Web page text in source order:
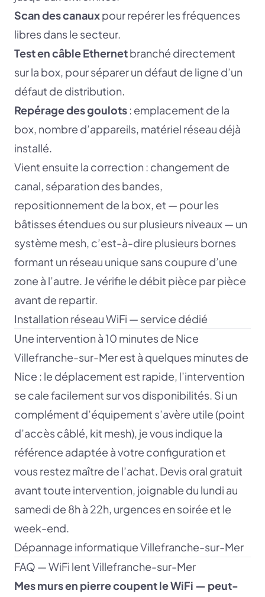
Scan des canauxpour repérer les fréquences
libres dans le secteur.
Test en câble Ethernetbranché directement
sur la box, pour séparer un défaut de ligne d’un
défaut de distribution.
Repérage des goulots: emplacement de la
box, nombre d’appareils, matériel réseau déjà
installé.
Vient ensuite la correction : changement de
canal, séparation des bandes,
repositionnement de la box, et — pour les
bâtisses étendues ou sur plusieurs niveaux — un
système mesh, c’est-à-dire plusieurs bornes
formant un réseau unique sans coupure d’une
zone à l’autre. Je vérifie le débit pièce par pièce
avant de repartir.
Installation réseau WiFi — service dédié
Une intervention à 10 minutes de Nice
Villefranche-sur-Mer est à quelques minutes de
Nice : le déplacement est rapide, l’intervention
se cale facilement sur vos disponibilités. Si un
complément d’équipement s’avère utile (point
d’accès câblé, kit mesh), je vous indique la
référence adaptée à votre configuration et
vous restez maître de l’achat. Devis oral gratuit
avant toute intervention, joignable du lundi au
samedi de 8h à 22h, urgences en soirée et le
week-end.
Dépannage informatique Villefranche-sur-Mer
FAQ — WiFi lent Villefranche-sur-Mer
Mes murs en pierre coupent le WiFi — peut-